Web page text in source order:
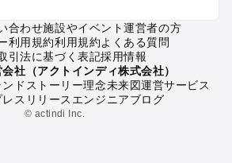
スポット
合わせ施設やイベント運営者の方
利用規約利用規約よくある質問
引法に基づく表記採用情報
社（アクトインディ株式会社）
ンドストーリー理念未来図運営サービス
レスリリース エンジニアブログ
© actindi Inc.